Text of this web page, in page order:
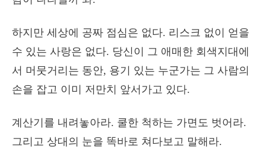
하지만 세상에 공짜 점심은 없다. 리스크 없이 얻을
수 있는 사랑은 없다. 당신이 그 애매한 회색지대에
서 머뭇거리는 동안, 용기 있는 누군가는 그 사람의
손을 잡고 이미 저만치 앞서가고 있다.
계산기를 내려놓아라. 쿨한 척하는 가면도 벗어라.
그리고 상대의 눈을 똑바로 쳐다보고 말해라.